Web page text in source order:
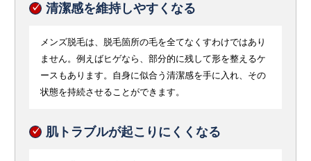
清潔感を維持しやすくなる
メンズ脱毛は、脱毛箇所の毛を全てなくすわけではあり
ません。例えばヒゲなら、部分的に残して形を整えるケ
ースもあります。自身に似合う清潔感を手に入れ、その
状態を持続させることができます。
肌トラブルが起こりにくくなる